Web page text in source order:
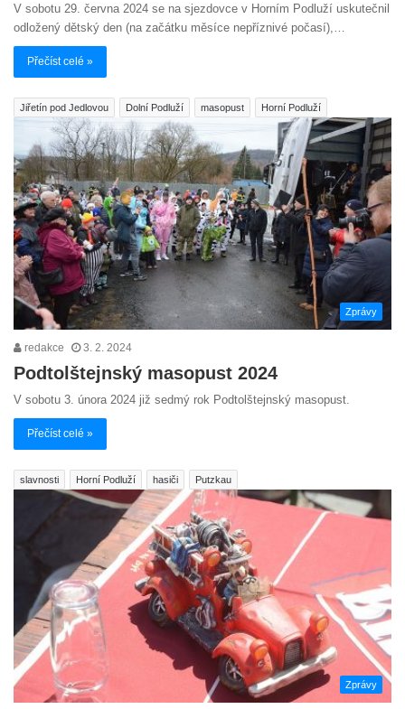
V sobotu 29. června 2024 se na sjezdovce v Horním Podluží uskutečnil
odložený dětský den (na začátku měsíce nepříznivé počasí),…
Přečíst celé »
Jiřetín pod Jedlovou Dolní Podluží masopust Horní Podluží
Zprávy
redakce 3. 2. 2024
Podtolštejnský masopust 2024
V sobotu 3. února 2024 již sedmý rok Podtolštejnský masopust.
Přečíst celé »
slavnosti Horní Podluží hasiči Putzkau
Zprávy